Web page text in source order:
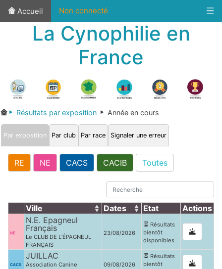
Accueil Non connecté
La Cynophilie en
France
Résultats par exposition Année en cours
Par exposition Par club Par race Signaler une erreur
RE NE CACS CACIB Toutes
Ville Dates Etat Actions
NE
N.E. Epagneul
Français
Le CLUB DE L’ÉPAGNEUL
FRANÇAIS
23/08/2026
Résultats
bientôt
disponibles
CACS
JUILLAC
Association Canine
09/08/2026
Résultats
bientôt